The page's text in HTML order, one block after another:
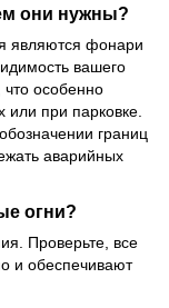
они нужны?
являются фонари
вашего
что особенно
или при парковке.
границ
аварийных
огни?
Проверьте, все
и обеспечивают